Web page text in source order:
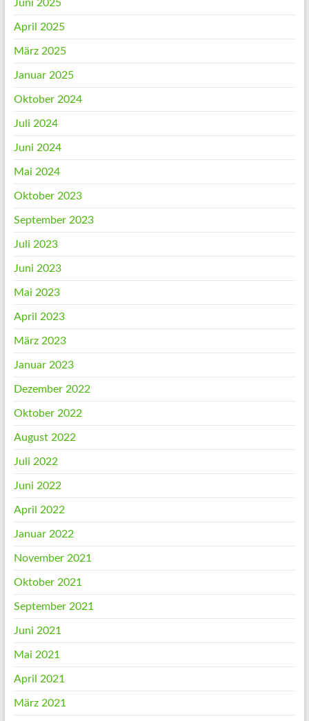
Juni 2025
April 2025
März 2025
Januar 2025
Oktober 2024
Juli 2024
Juni 2024
Mai 2024
Oktober 2023
September 2023
Juli 2023
Juni 2023
Mai 2023
April 2023
März 2023
Januar 2023
Dezember 2022
Oktober 2022
August 2022
Juli 2022
Juni 2022
April 2022
Januar 2022
November 2021
Oktober 2021
September 2021
Juni 2021
Mai 2021
April 2021
März 2021